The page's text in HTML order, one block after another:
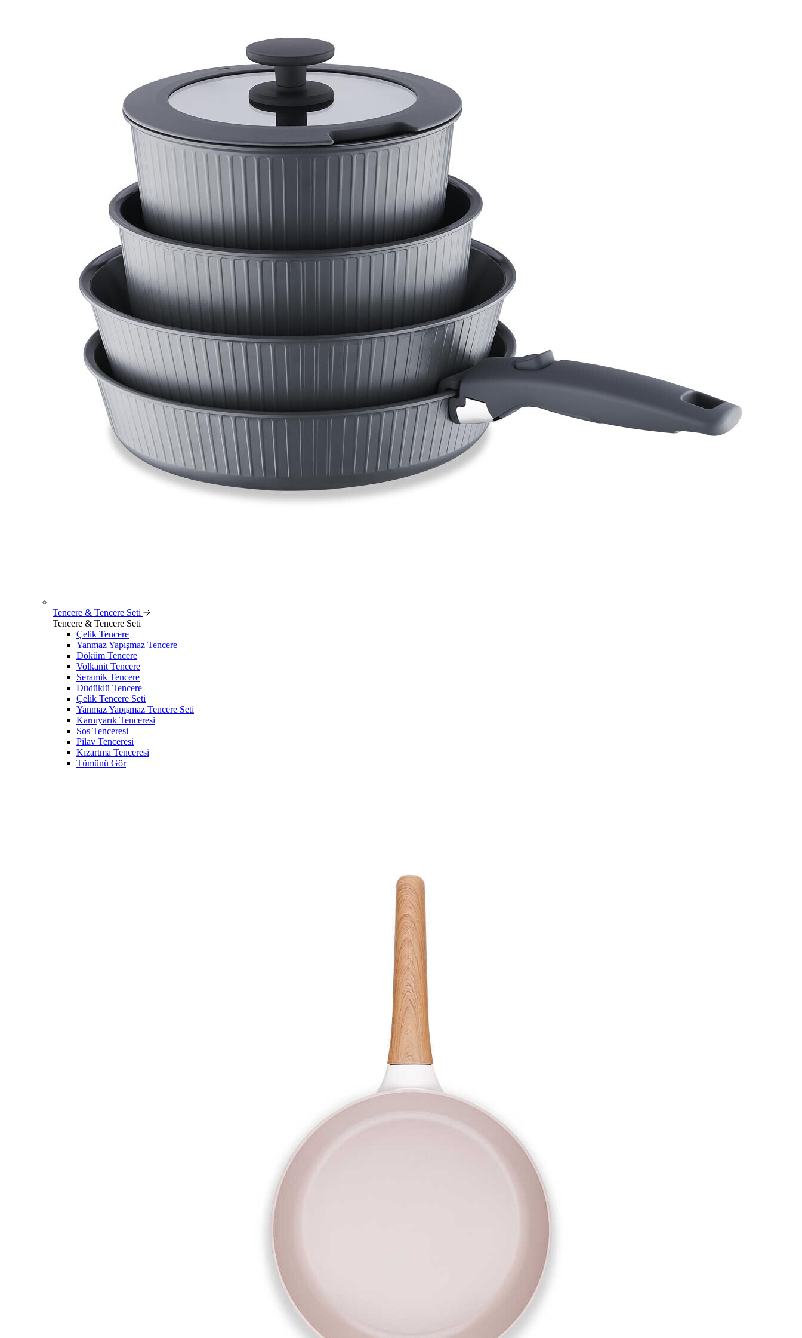
Tencere & Tencere Seti
Tencere & Tencere Seti
Çelik Tencere
Yanmaz Yapışmaz Tencere
Döküm Tencere
Volkanit Tencere
Seramik Tencere
Düdüklü Tencere
Çelik Tencere Seti
Yanmaz Yapışmaz Tencere Seti
Karnıyarık Tenceresi
Sos Tenceresi
Pilav Tenceresi
Kızartma Tenceresi
Tümünü Gör